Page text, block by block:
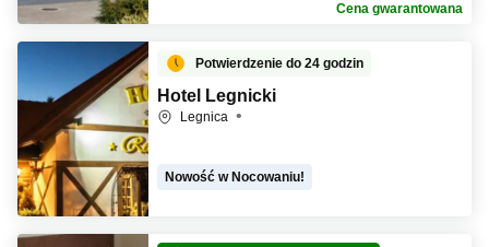
Cena gwarantowana
Potwierdzenie do 24 godzin
Hotel Legnicki
Legnica
Nowość w Nocowaniu!